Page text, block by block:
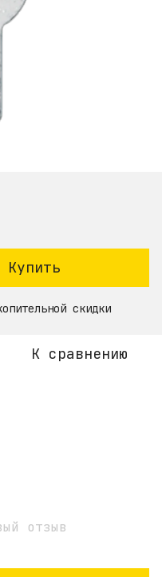
Купить
скидки
К сравнению
отзыв